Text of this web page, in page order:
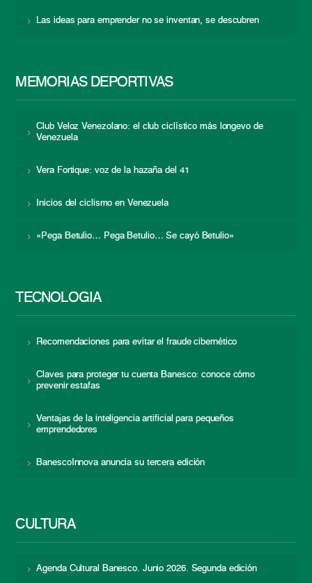
Las ideas para emprender no se inventan, se descubren
MEMORIAS DEPORTIVAS
Club Veloz Venezolano: el club ciclístico más longevo de
Venezuela
Vera Fortique: voz de la hazaña del 41
Inicios del ciclismo en Venezuela
«Pega Betulio… Pega Betulio… Se cayó Betulio»
TECNOLOGÍA
Recomendaciones para evitar el fraude cibernético
Claves para proteger tu cuenta Banesco: conoce cómo
prevenir estafas
Ventajas de la inteligencia artificial para pequeños
emprendedores
BanescoInnova anuncia su tercera edición
CULTURA
Agenda Cultural Banesco. Junio 2026. Segunda edición